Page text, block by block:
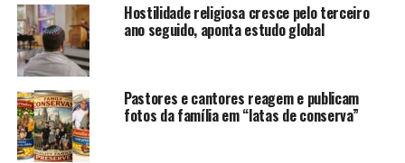
Hostilidade religiosa cresce pelo terceiro
ano seguido, aponta estudo global
Pastores e cantores reagem e publicam
fotos da família em “latas de conserva”